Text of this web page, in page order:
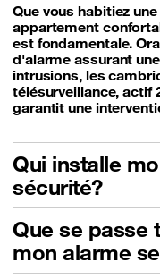
Que vous habitiez
appartement
est fondamentale.
d'alarme assurant
intrusions, les
télésurveillance, actif
garantit une
Qui installe
sécurité?
Que se passe
mon alarme